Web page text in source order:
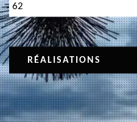
62
RÉALISATIONS